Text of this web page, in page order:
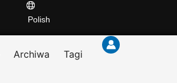
Polish
Archiwa Tagi